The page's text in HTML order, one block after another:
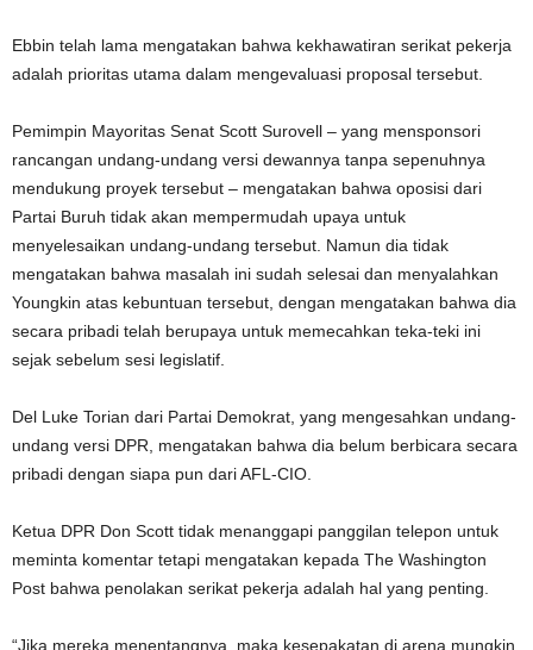
Ebbin telah lama mengatakan bahwa kekhawatiran serikat pekerja
adalah prioritas utama dalam mengevaluasi proposal tersebut.
Pemimpin Mayoritas Senat Scott Surovell – yang mensponsori
rancangan undang-undang versi dewannya tanpa sepenuhnya
mendukung proyek tersebut – mengatakan bahwa oposisi dari
Partai Buruh tidak akan mempermudah upaya untuk
menyelesaikan undang-undang tersebut. Namun dia tidak
mengatakan bahwa masalah ini sudah selesai dan menyalahkan
Youngkin atas kebuntuan tersebut, dengan mengatakan bahwa dia
secara pribadi telah berupaya untuk memecahkan teka-teki ini
sejak sebelum sesi legislatif.
Del Luke Torian dari Partai Demokrat, yang mengesahkan undang-
undang versi DPR, mengatakan bahwa dia belum berbicara secara
pribadi dengan siapa pun dari AFL-CIO.
Ketua DPR Don Scott tidak menanggapi panggilan telepon untuk
meminta komentar tetapi mengatakan kepada The Washington
Post bahwa penolakan serikat pekerja adalah hal yang penting.
“Jika mereka menentangnya, maka kesepakatan di arena mungkin